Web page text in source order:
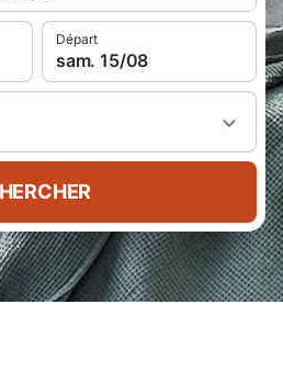
Départ
sam. 15/08